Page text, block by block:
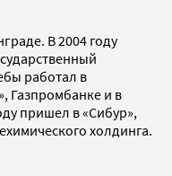
В 2004 году
работал в
Газпромбанке и в
пришел в «Сибур»,
холдинга.